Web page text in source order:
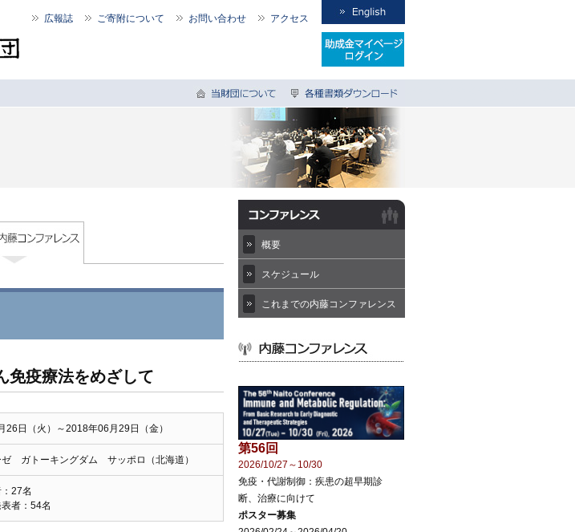
広報誌 ご寄附について お問い合わせ アクセス
免疫療法をめざして
26日（火）～2018年06月29日（金）
ゼ ガトーキングダム サッポロ（北海道）
27名
者：54名
概要
スケジュール
これまでの内藤コンファレンス
第56回
2026/10/27～10/30
免疫・代謝制御：疾患の超早期診
断、治療に向けて
ポスター募集